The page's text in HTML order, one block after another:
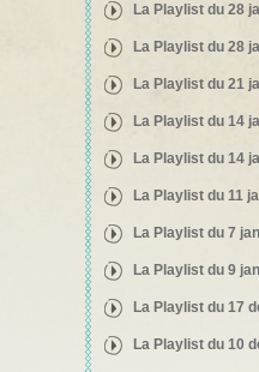
La Playlist du 28
La Playlist du 28
La Playlist du 21
La Playlist du 14
La Playlist du 14
La Playlist du 11
La Playlist du 7
La Playlist du 9
La Playlist du 17
La Playlist du 10